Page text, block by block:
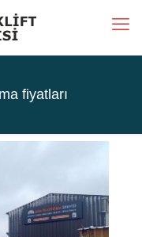
fiyatları